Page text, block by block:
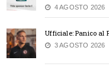
4 AGOSTO 2026
Ufficiale: Panico al
3 AGOSTO 2026